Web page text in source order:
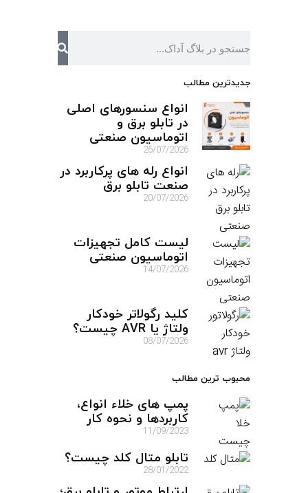
جدیدترین مطالب
انواع سنسورهای اصلی
در تابلو برق و
اتوماسیون صنعتی
26/07/2026
انواع رله های پرکاربرد در
صنعت تابلو برق
20/07/2026
لیست کامل تجهیزات
اتوماسیون صنعتی
14/07/2026
کلید رگولاتر خودکار
ولتاژ یا AVR چیست؟
08/07/2026
محبوب ترین مطالب
پمپ های خلاء انواع،
کاربردها و نحوه کار
11/09/2023
تابلو متال کلد چیست؟
28/01/2022